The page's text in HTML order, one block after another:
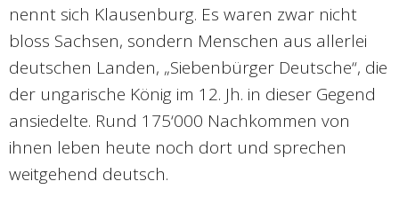
nennt sich Klausenburg. Es waren zwar nicht
bloss Sachsen, sondern Menschen aus allerlei
deutschen Landen, „Siebenbürger Deutsche“, die
der ungarische König im 12. Jh. in dieser Gegend
ansiedelte. Rund 175‘000 Nachkommen von
ihnen leben heute noch dort und sprechen
weitgehend deutsch.